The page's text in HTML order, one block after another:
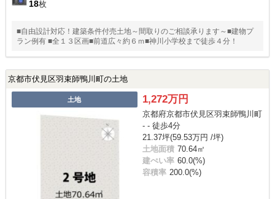
18枚
■自由設計対応！建築条件付売土地～間取りのご相談承ります～■建物プ
ラン例有 ■全１３区画■前道広々約６ｍ■神川小学校まで徒歩４分！
京都市伏見区羽束師鴨川町の土地
土地 1,272万円
京都府京都市伏見区羽束師鴨川町
- - 徒歩4分
21.37坪(59.53万円 /坪)
土地面積 70.64㎡
建ぺい率 60.0(%)
容積率 200.0(%)